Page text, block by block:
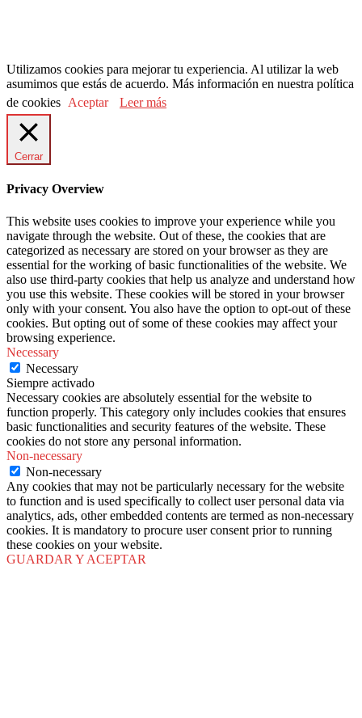
Utilizamos cookies para mejorar tu experiencia. Al utilizar la web
asumimos que estás de acuerdo. Más información en nuestra política
de cookies Aceptar Leer más
Cerrar
Privacy Overview
This website uses cookies to improve your experience while you
navigate through the website. Out of these, the cookies that are
categorized as necessary are stored on your browser as they are
essential for the working of basic functionalities of the website. We
also use third-party cookies that help us analyze and understand how
you use this website. These cookies will be stored in your browser
only with your consent. You also have the option to opt-out of these
cookies. But opting out of some of these cookies may affect your
browsing experience.
Necessary
Necessary
Siempre activado
Necessary cookies are absolutely essential for the website to
function properly. This category only includes cookies that ensures
basic functionalities and security features of the website. These
cookies do not store any personal information.
Non-necessary
Non-necessary
Any cookies that may not be particularly necessary for the website
to function and is used specifically to collect user personal data via
analytics, ads, other embedded contents are termed as non-necessary
cookies. It is mandatory to procure user consent prior to running
these cookies on your website.
GUARDAR Y ACEPTAR